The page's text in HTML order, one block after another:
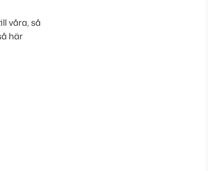
våra, så
här